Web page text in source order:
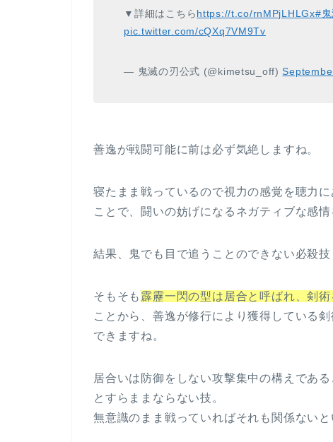
▼詳細はこちらhttps://t.co/rnMPjLHLGx#
pic.twitter.com/cQXq7VM9Tv
— 鬼滅の刃公式 (@kimetsu_off)
善逸が戦闘可能に前は必ず気絶しますね。
寝たまま戦っているので視力の感覚を聴力
ことで、闘いの妨げになるネガティブな感
結果、鬼でも目で追うことのできない必殺
そもそも 霹靂一閃の型は居合と呼ばれ、剣
ことから、善逸が修行により獲得している
できますね。
居合いは防御をしない攻撃集中の構えであ
とすらままならない技。
無意識のまま戦っていればそれも関係ない